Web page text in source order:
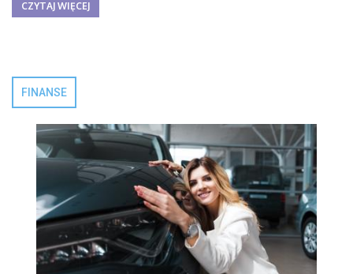
CZYTAJ WIĘCEJ
FINANSE